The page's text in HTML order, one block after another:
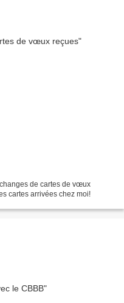
de cartes de vœux
cartes arrivées chez moi!